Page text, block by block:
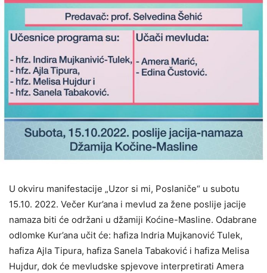
U okviru manifestacije „Uzor si mi, Poslaniče“ u subotu
15.10. 2022. Večer Kur’ana i mevlud za žene poslije jacije
namaza biti će održani u džamiji Koćine-Masline. Odabrane
odlomke Kur’ana učit će: hafiza Indria Mujkanović Tulek,
hafiza Ajla Tipura, hafiza Sanela Tabaković i hafiza Melisa
Hujdur, dok će mevludske spjevove interpretirati Amera